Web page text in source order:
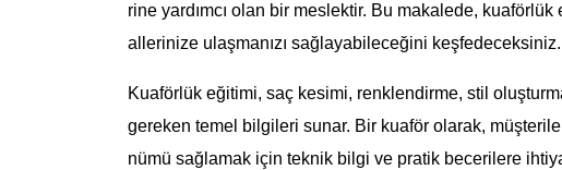
rine yardımcı olan bir meslektir. Bu makalede,
allerinize ulaşmanızı sağlayabileceğini keşfedeceksiniz.
Kuaförlük eğitimi, saç kesimi, renklendirme, stil
gereken temel bilgileri sunar. Bir kuaför olarak,
nümü sağlamak için teknik bilgi ve pratik becerilere